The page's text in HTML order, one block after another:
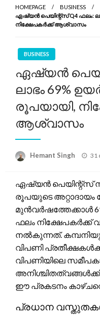
HOMEPAGE
BUSINESS
ഏഷ്യൻ പെയിന്റ്സ് Q4 ഫലം:
നിക്ഷേപകർക്ക് ആശ്വാസം
BUSINESS
ഏഷ്യൻ
ലാഭം 69%
രൂപയായി,
ആശ്വാസം
Hemant Singh 31
ഏഷ്യൻ പെയിന്റ്സ്
രൂപയുടെ അറ്റാദായം
മുൻവർഷത്തേക്കാൾ
ഫലം
നൽകുന്നത്.
വിപണി
വിപണിയിലെ
ഈ പ്രകടനം
പ്രധാന